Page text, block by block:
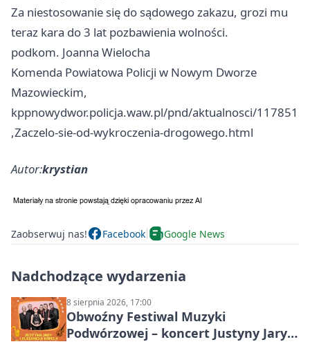
Za niestosowanie się do sądowego zakazu, grozi mu
teraz kara do 3 lat pozbawienia wolności.
podkom. Joanna Wielocha
Komenda Powiatowa Policji w Nowym Dworze
Mazowieckim,
kppnowydwor.policja.waw.pl/pnd/aktualnosci/117851
,Zaczelo-sie-od-wykroczenia-drogowego.html
Autor:krystian
Zaobserwuj nas! Facebook Google News
Nadchodzące wydarzenia
8 sierpnia 2026, 17:00
Obwoźny Festiwal Muzyki
Podwórzowej – koncert Justyny Jary i